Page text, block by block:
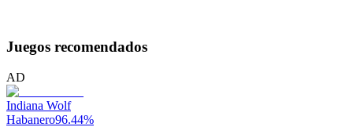
Juegos recomendados
AD
Indiana Wolf
Habanero96.44%